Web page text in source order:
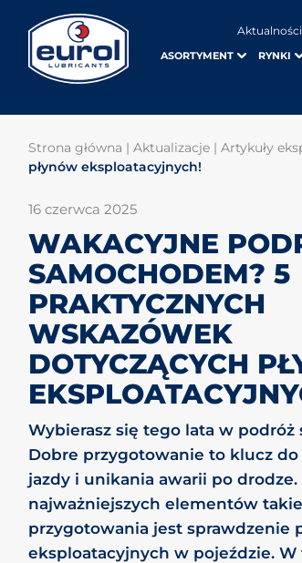
Aktualności
ASORTYMENT RYNKI
Strona główna |Aktualizacje |Artykuły
płynów eksploatacyjnych!
16 czerwca 2025
WAKACYJNE
SAMOCHODEM? 5
PRAKTYCZNYCH
WSKAZÓWEK
DOTYCZĄCYCH
Wybierasz się tego lata w podróż
Dobre przygotowanie to klucz
jazdy i unikania awarii po
najważniejszych elementów
przygotowania jest sprawdzenie
eksploatacyjnych w pojeździe.